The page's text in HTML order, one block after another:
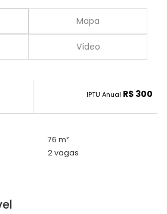
Mapa
Vídeo
IPTU Anual R$ 300
76 m²
2 vagas